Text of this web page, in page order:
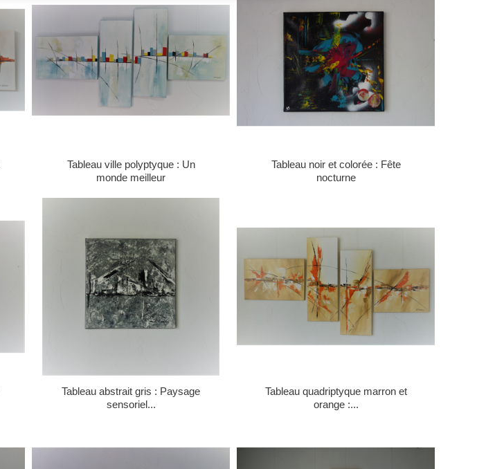
Tableau ville polyptyque : Un
monde meilleur
Tableau noir et colorée : Fête
nocturne
Tableau abstrait gris : Paysage
sensoriel...
Tableau quadriptyque marron et
orange :...